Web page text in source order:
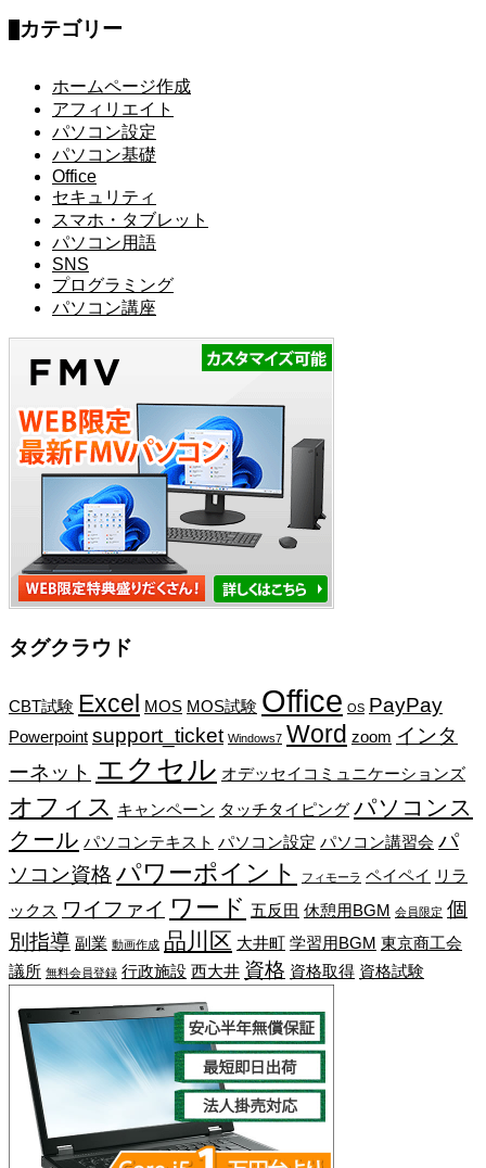
カテゴリー
ホームページ作成
アフィリエイト
パソコン設定
パソコン基礎
Office
セキュリティ
スマホ・タブレット
パソコン用語
SNS
プログラミング
パソコン講座
タグクラウド
CBT試験 Excel MOS MOS試験 Office OS PayPay
Powerpoint support_ticket Windows7 Word zoom インタ
ーネット エクセル オデッセイコミュニケーションズ
オフィス キャンペーン タッチタイピング パソコンス
クール パソコンテキスト パソコン設定 パソコン講習会 パ
ソコン資格 パワーポイント フィモーラ ペイペイ リラ
ックス ワイファイ ワード 五反田 休憩用BGM 会員限定 個
別指導 副業 動画作成 品川区 大井町 学習用BGM 東京商工会
議所 無料会員登録 行政施設 西大井 資格 資格取得 資格試験